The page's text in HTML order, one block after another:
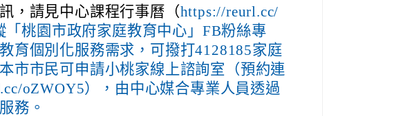
，請見中心課程行事曆（https://reurl.cc/
桃園市政府家庭教育中心」FB粉絲專
育個別化服務需求，可撥打4128185家庭
市市民可申請小桃家線上諮詢室（預約連
oZWOY5），由中心媒合專業人員透過
務。